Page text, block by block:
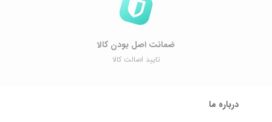
ضمانت اصل ‌بودن کالا
تایید اصالت کالا
درباره ما